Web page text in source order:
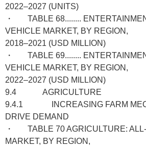
2022–2027 (UNITS)
・ TABLE 68........
VEHICLE MARKET, BY REGION,
2018–2021 (USD MILLION)
・ TABLE 69........
VEHICLE MARKET, BY REGION,
2022–2027 (USD MILLION)
9.4 AGRICULTURE
9.4.1 INCREASING FARM
DRIVE DEMAND
・ TABLE 70 AGRICULTURE:
MARKET, BY REGION,